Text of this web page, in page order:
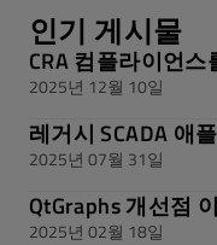
인기 게시물
CRA 컴플라이언
2025년 12월 10일
레거시 SCADA 애
2025년 07월 31일
QtGraphs 개선점
2025년 02월 18일